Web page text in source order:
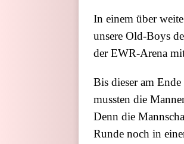
In einem über
unsere Old-Boys
der EWR-Arena
Bis dieser am
mussten die
Denn die
Runde noch in